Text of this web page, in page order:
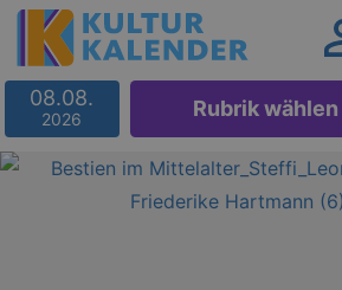
08.08.
2026 Rubrik wählen